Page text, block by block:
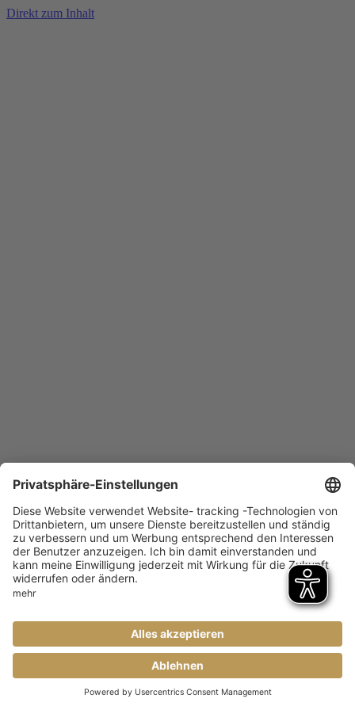
Direkt zum Inhalt